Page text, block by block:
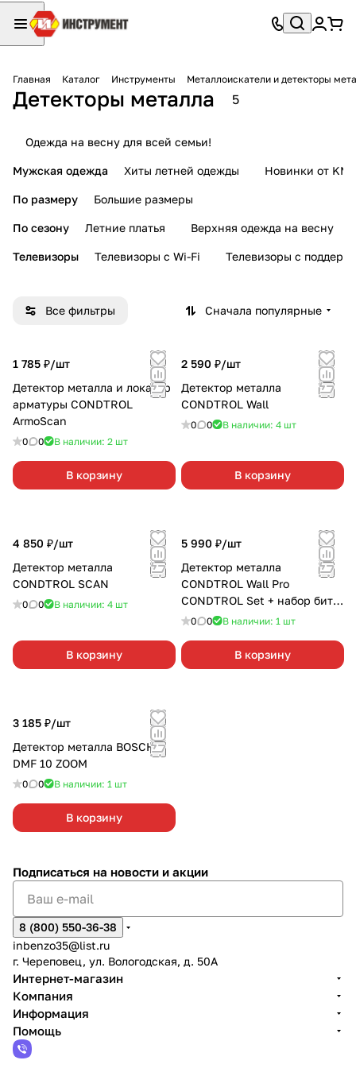
Главная Каталог Инструменты Металлоискатели и детекторы
Детекторы металла 5
Одежда на весну для всей семьи!
Мужская одежда Хиты летней одежды Новинки от KMI
По размеру Большие размеры
По сезону Летние платья Верхняя одежда на весну
Телевизоры Телевизоры с Wi-Fi Телевизоры с
Все фильтры Сначала популярные
1 785 ₽/шт
Детектор металла и локатор
арматуры CONDTROL
ArmoScan
0 0 В наличии: 2 шт
В корзину
2 590 ₽/шт
Детектор металла
CONDTROL Wall
0 0 В наличии: 4 шт
В корзину
4 850 ₽/шт
Детектор металла
CONDTROL SCAN
0 0 В наличии: 4 шт
В корзину
5 990 ₽/шт
Детектор металла
CONDTROL Wall Pro
CONDTROL Set + набор бит и
сверл
0 0 В наличии: 1 шт
В корзину
3 185 ₽/шт
Детектор металла BOSCH
DMF 10 ZOOM
0 0 В наличии: 1 шт
В корзину
Подписаться на новости и акции
8 (800) 550-36-38
inbenzo35@list.ru
г. Череповец, ул. Вологодская, д. 50А
Интернет-магазин
Компания
Информация
Помощь